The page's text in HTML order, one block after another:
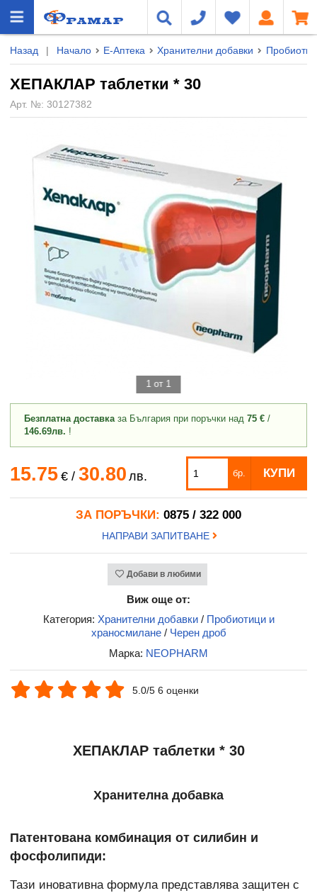
Назад | Начало Е-Аптека Хранителни добавки
ХЕПАКЛАР таблетки * 30
Арт. №: 30127382
1 от 1
Безплатна доставказа България при поръчки над 75 € /
146.69лв. !
15.75 €/ 30.80 лв. бр. КУПИ
ЗА ПОРЪЧКИ: 0875 / 322 000
НАПРАВИ ЗАПИТВАНЕ
Добави в любими
Виж още от:
Категория: Хранителни добавки/ Пробиотици и
храносмилане/ Черен дроб
Марка: NEOPHARM
5.0/5 6 оценки
ХЕПАКЛАР таблетки * 30
Хранителна добавка
Патентована комбинация от силибин и
фосфолипиди:
Тази иновативна формула представлява защитен с